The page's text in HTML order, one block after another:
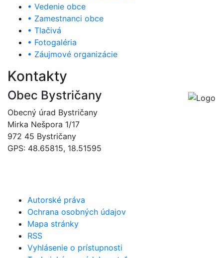
• Vedenie obce
• Zamestnanci obce
• Tlačivá
• Fotogaléria
• Záujmové organizácie
Kontakty
Obec Bystričany
Obecný úrad Bystričany
Mirka Nešpora 1/17
972 45 Bystričany
GPS: 48.65815, 18.51595
Autorské práva
Ochrana osobných údajov
Mapa stránky
RSS
Vyhlásenie o prístupnosti